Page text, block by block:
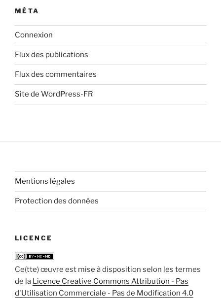
MÉTA
Connexion
Flux des publications
Flux des commentaires
Site de WordPress-FR
Mentions légales
Protection des données
LICENCE
Ce(tte) œuvre est mise à disposition selon les termes
de la Licence Creative Commons Attribution - Pas
d'Utilisation Commerciale - Pas de Modification 4.0